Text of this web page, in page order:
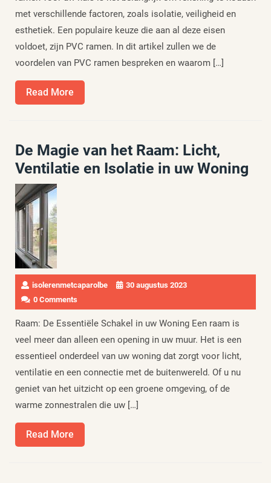
met verschillende factoren, zoals isolatie, veiligheid en
esthetiek. Een populaire keuze die aan al deze eisen
voldoet, zijn PVC ramen. In dit artikel zullen we de
voordelen van PVC ramen bespreken en waarom […]
Read More
More
De Magie van het Raam: Licht,
Ventilatie en Isolatie in uw Woning
isolerenmetcaparolbe
30 augustus 2023
0 Comments
Raam: De Essentiële Schakel in uw Woning Een raam is
veel meer dan alleen een opening in uw muur. Het is een
essentieel onderdeel van uw woning dat zorgt voor licht,
ventilatie en een connectie met de buitenwereld. Of u nu
geniet van het uitzicht op een groene omgeving, of de
warme zonnestralen die uw […]
Read More
More